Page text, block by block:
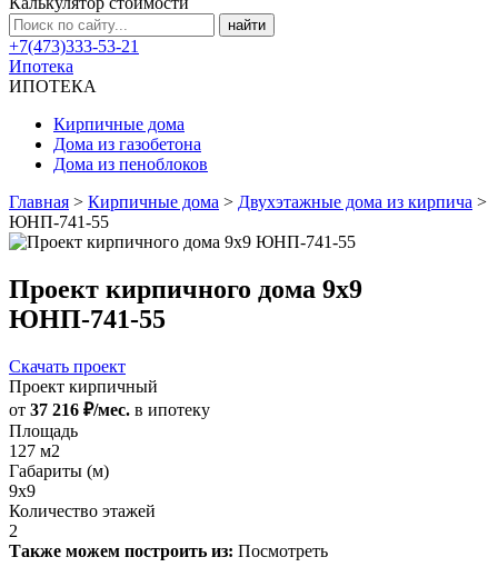
+7(473)333-53-21
Ипотека
ИПОТЕКА
Кирпичные дома
Дома из газобетона
Дома из пеноблоков
Главная > Кирпичные дома > Двухэтажные дома из кирпича >
ЮНП-741-55
Проект кирпичного дома 9х9
ЮНП-741-55
Скачать проект
Проект кирпичный
от 37 216 ₽/мес. в ипотеку
Площадь
127 м2
Габариты (м)
9х9
Количество этажей
2
Также можем построить из: Посмотреть